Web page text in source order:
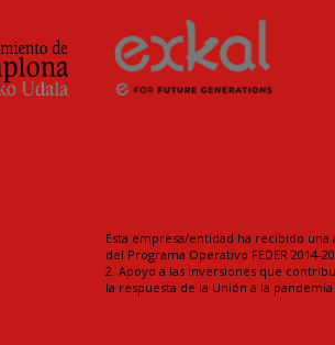
Esta empresa/entidad ha recibido una
del Programa Operativo FEDER 2014-
2. Apoyo a las inversiones que
la respuesta de la Unión a la pandemia